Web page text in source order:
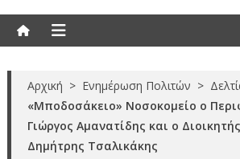
Αρχική > Ενημέρωση Πολιτών >
«Μποδοσάκειo» Νοσοκομείο ο
Γιώργος Αμανατίδης και ο
Δημήτρης Τσαλικάκης